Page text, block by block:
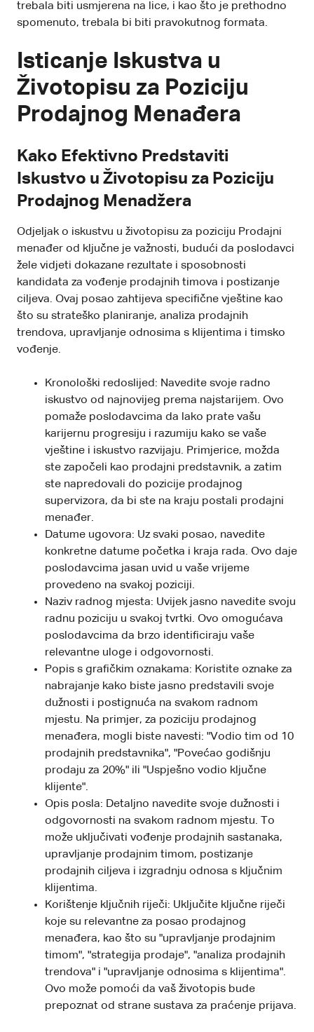
trebala biti usmjerena na lice, i kao što je prethodno
spomenuto, trebala bi biti pravokutnog formata.
Isticanje Iskustva u
Životopisu za Poziciju
Prodajnog Menađera
Kako Efektivno Predstaviti
Iskustvo u Životopisu za Poziciju
Prodajnog Menadžera
Odjeljak o iskustvu u životopisu za poziciju Prodajni
menađer od ključne je važnosti, budući da poslodavci
žele vidjeti dokazane rezultate i sposobnosti
kandidata za vođenje prodajnih timova i postizanje
ciljeva. Ovaj posao zahtijeva specifične vještine kao
što su strateško planiranje, analiza prodajnih
trendova, upravljanje odnosima s klijentima i timsko
vođenje.
Kronološki redoslijed: Navedite svoje radno
iskustvo od najnovijeg prema najstarijem. Ovo
pomaže poslodavcima da lako prate vašu
karijernu progresiju i razumiju kako se vaše
vještine i iskustvo razvijaju. Primjerice, možda
ste započeli kao prodajni predstavnik, a zatim
ste napredovali do pozicije prodajnog
supervizora, da bi ste na kraju postali prodajni
menađer.
Datume ugovora: Uz svaki posao, navedite
konkretne datume početka i kraja rada. Ovo daje
poslodavcima jasan uvid u vaše vrijeme
provedeno na svakoj poziciji.
Naziv radnog mjesta: Uvijek jasno navedite svoju
radnu poziciju u svakoj tvrtki. Ovo omogućava
poslodavcima da brzo identificiraju vaše
relevantne uloge i odgovornosti.
Popis s grafičkim oznakama: Koristite oznake za
nabrajanje kako biste jasno predstavili svoje
dužnosti i postignuća na svakom radnom
mjestu. Na primjer, za poziciju prodajnog
menađera, mogli biste navesti: "Vodio tim od 10
prodajnih predstavnika", "Povećao godišnju
prodaju za 20%" ili "Uspješno vodio ključne
klijente".
Opis posla: Detaljno navedite svoje dužnosti i
odgovornosti na svakom radnom mjestu. To
može uključivati vođenje prodajnih sastanaka,
upravljanje prodajnim timom, postizanje
prodajnih ciljeva i izgradnju odnosa s ključnim
klijentima.
Korištenje ključnih riječi: Uključite ključne riječi
koje su relevantne za posao prodajnog
menađera, kao što su "upravljanje prodajnim
timom", "strategija prodaje", "analiza prodajnih
trendova" i "upravljanje odnosima s klijentima".
Ovo može pomoći da vaš životopis bude
prepoznat od strane sustava za praćenje prijava.